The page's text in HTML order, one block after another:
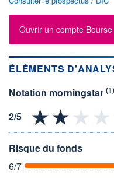
Ouvrir un compte Bourse
ÉLÉMENTS
Notation morningstar (1)
Risque du fonds
6/7